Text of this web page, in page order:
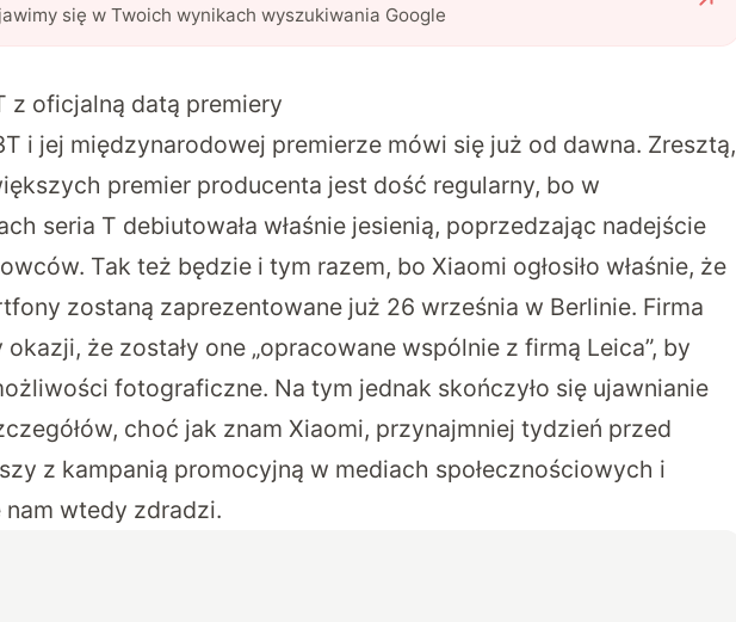
się w Twoich wynikach wyszukiwania Google
z oficjalną datą premiery
i jej międzynarodowej premierze mówi się już od dawna. Zresztą,
premier producenta jest dość regularny, bo w
seria T debiutowała właśnie jesienią, poprzedzając nadejście
Tak też będzie i tym razem, bo Xiaomi ogłosiło właśnie, że
zostaną zaprezentowane już 26 września w Berlinie. Firma
okazji, że zostały one „opracowane wspólnie z firmą Leica”, by
fotograficzne. Na tym jednak skończyło się ujawnianie
choć jak znam Xiaomi, przynajmniej tydzień przed
z kampanią promocyjną w mediach społecznościowych i
wtedy zdradzi.